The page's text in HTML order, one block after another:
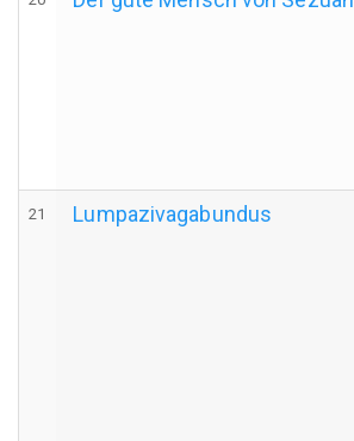
21 Lumpazivagabundus